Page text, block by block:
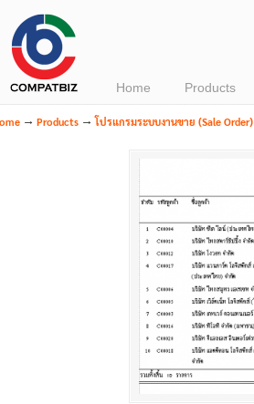
Home Products
→ Products →โปรแกรมระบบงานขาย (Sale Order)